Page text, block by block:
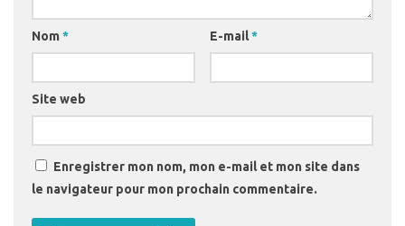
Nom * E-mail*
Site web
Enregistrer mon nom, mon e-mail et mon site dans
le navigateur pour mon prochain commentaire.